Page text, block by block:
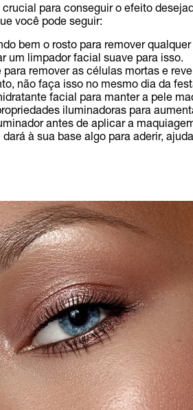
para conseguir o efeito
você pode seguir:
bem o rosto para remover
um limpador facial suave para isso.
para remover as células mortas e
não faça isso no mesmo dia da
facial para manter a pele
iluminadoras para
antes de aplicar a
à sua base algo para aderir,